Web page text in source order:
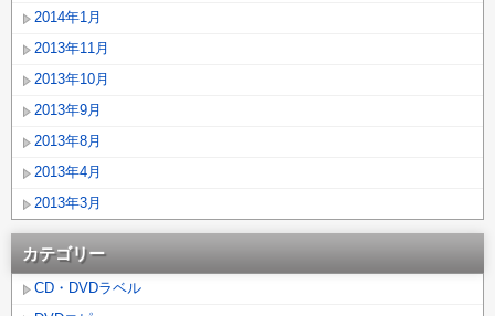
2014年1月
2013年11月
2013年10月
2013年9月
2013年8月
2013年4月
2013年3月
カテゴリー
CD・DVDラベル